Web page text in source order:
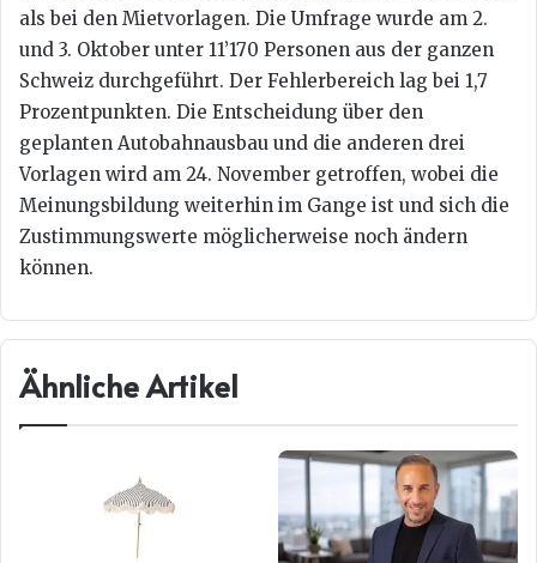
als bei den Mietvorlagen. Die Umfrage wurde am 2.
und 3. Oktober unter 11’170 Personen aus der ganzen
Schweiz durchgeführt. Der Fehlerbereich lag bei 1,7
Prozentpunkten. Die Entscheidung über den
geplanten Autobahnausbau und die anderen drei
Vorlagen wird am 24. November getroffen, wobei die
Meinungsbildung weiterhin im Gange ist und sich die
Zustimmungswerte möglicherweise noch ändern
können.
Ähnliche Artikel